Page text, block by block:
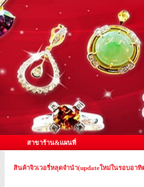
สาขาร้าน&แผนที่
สินค้าจิวเวอรี่หลุดจำนำ(updateใหม่ในรอบอาทิ